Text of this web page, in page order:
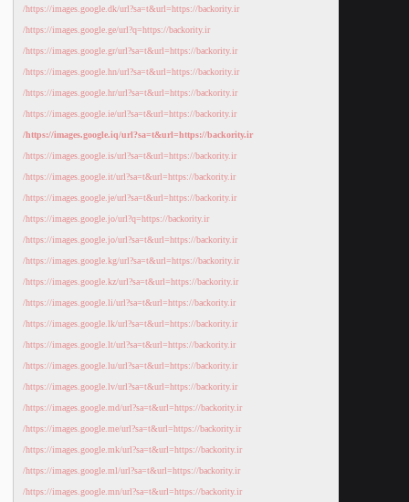
https://images.google.dk/url?sa=t&url=https://backority.ir/
https://images.google.ge/url?q=https://backority.ir/
https://images.google.gr/url?sa=t&url=https://backority.ir/
https://images.google.hn/url?sa=t&url=https://backority.ir/
https://images.google.hr/url?sa=t&url=https://backority.ir/
https://images.google.ie/url?sa=t&url=https://backority.ir/
https://images.google.iq/url?sa=t&url=https://backority.ir/
https://images.google.is/url?sa=t&url=https://backority.ir/
https://images.google.it/url?sa=t&url=https://backority.ir/
https://images.google.je/url?sa=t&url=https://backority.ir/
https://images.google.jo/url?q=https://backority.ir/
https://images.google.jo/url?sa=t&url=https://backority.ir/
https://images.google.kg/url?sa=t&url=https://backority.ir/
https://images.google.kz/url?sa=t&url=https://backority.ir/
https://images.google.li/url?sa=t&url=https://backority.ir/
https://images.google.lk/url?sa=t&url=https://backority.ir/
https://images.google.lt/url?sa=t&url=https://backority.ir/
https://images.google.lu/url?sa=t&url=https://backority.ir/
https://images.google.lv/url?sa=t&url=https://backority.ir/
https://images.google.md/url?sa=t&url=https://backority.ir/
https://images.google.me/url?sa=t&url=https://backority.ir/
https://images.google.mk/url?sa=t&url=https://backority.ir/
https://images.google.ml/url?sa=t&url=https://backority.ir/
https://images.google.mn/url?sa=t&url=https://backority.ir/